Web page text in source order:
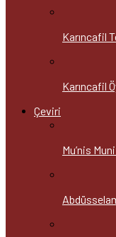
Karıncafil
Karıncafil
Çeviri
Mu’nis